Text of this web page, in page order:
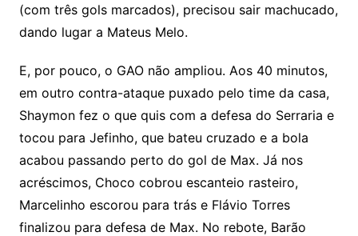
(com três gols marcados), precisou sair machucado,
dando lugar a Mateus Melo.
E, por pouco, o GAO não ampliou. Aos 40 minutos,
em outro contra-ataque puxado pelo time da casa,
Shaymon fez o que quis com a defesa do Serraria e
tocou para Jefinho, que bateu cruzado e a bola
acabou passando perto do gol de Max. Já nos
acréscimos, Choco cobrou escanteio rasteiro,
Marcelinho escorou para trás e Flávio Torres
finalizou para defesa de Max. No rebote, Barão